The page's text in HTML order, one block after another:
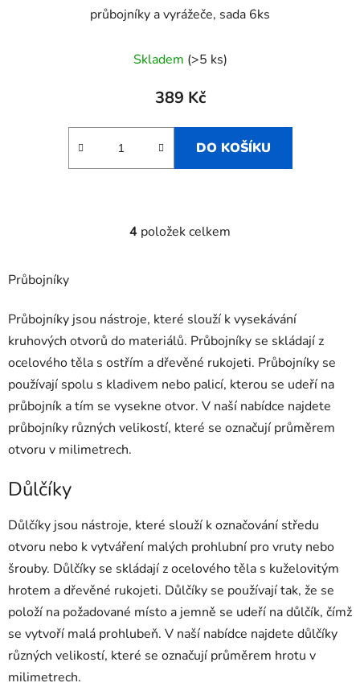
průbojníky a vyrážeče, sada 6ks
Skladem (>5 ks)
389 Kč
DO KOŠÍKU
O
d
a
c
í
p
r
v
k
i
s
u
4 položek celkem
Průbojníky
Průbojníky jsou nástroje, které slouží k vysekávání
kruhových otvorů do materiálů. Průbojníky se skládají z
ocelového těla s ostřím a dřevěné rukojeti. Průbojníky se
používají spolu s kladivem nebo palicí, kterou se udeří na
průbojník a tím se vysekne otvor. V naší nabídce najdete
průbojníky různých velikostí, které se označují průměrem
otvoru v milimetrech.
Důlčíky
Důlčíky jsou nástroje, které slouží k označování středu
otvoru nebo k vytváření malých prohlubní pro vruty nebo
šrouby. Důlčíky se skládají z ocelového těla s kuželovitým
hrotem a dřevěné rukojeti. Důlčíky se používají tak, že se
položí na požadované místo a jemně se udeří na důlčík, čímž
se vytvoří malá prohlubeň. V naší nabídce najdete důlčíky
různých velikostí, které se označují průměrem hrotu v
milimetrech.